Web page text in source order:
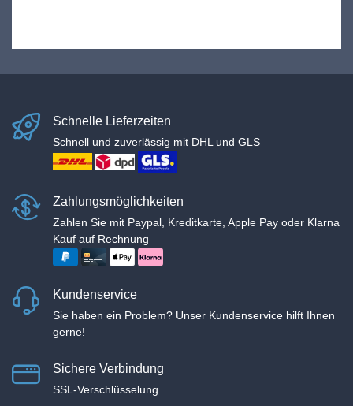
Schnelle Lieferzeiten
Schnell und zuverlässig mit DHL und GLS
Zahlungsmöglichkeiten
Zahlen Sie mit Paypal, Kreditkarte, Apple Pay oder Klarna
Kauf auf Rechnung
Kundenservice
Sie haben ein Problem? Unser Kundenservice hilft Ihnen
gerne!
Sichere Verbindung
SSL-Verschlüsselung